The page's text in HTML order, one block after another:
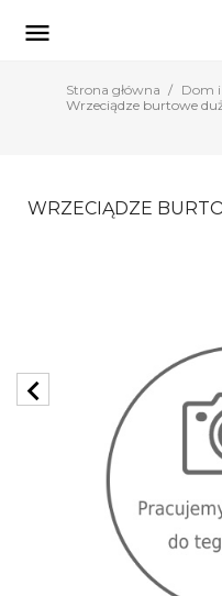

Strona główna Dom
Wrzeciądze burtowe
WRZECIĄDZE
chevron_left